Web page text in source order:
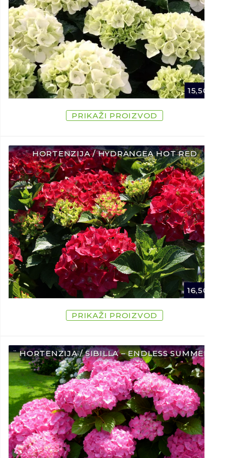
15,50
PRIKAŽI PROIZVOD
¨ HORTENZIJA / HYDRANGEA HOT RED ¨
16,50
PRIKAŽI PROIZVOD
¨ HORTENZIJA / SIBILLA – ENDLESS SUMMER ¨